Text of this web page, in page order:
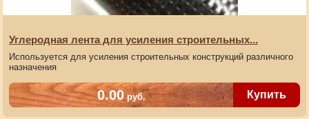
Углеродная лента для усиления строительных...
Используется для усиления строительных конструкций различного
назначения
0.00руб.